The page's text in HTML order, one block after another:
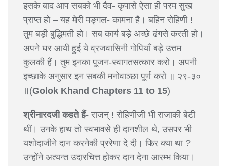
इसके बाद आप सबको भी दैव- कृपासे ऐसा ही परम सुख
प्राप्त हो – यह मेरी मङ्गल- कामना है। बहिन रोहिणी !
तुम बड़ी बुद्धिमती हो। सब कार्य बड़े अच्छे ढंगसे करती हो।
अपने घर आयी हुई ये व्रजवासिनी गोपियाँ बड़े उत्तम
कुलकी हैं। तुम इनका पूजन-स्वागतसत्कार करो। अपनी
इच्छाके अनुसार इन सबकी मनोवाञ्छा पूर्ण करो ॥ २९-३०
॥(Golok Khand Chapters 11 to 15)
श्रीनारदजी कहते हैं- राजन् ! रोहिणीजी भी राजाकी बेटी
थीं। उनके हाथ तो स्वभावसे ही दानशील थे, उसपर भी
यशोदाजीने दान करनेकी प्ररेणा दे दी। फिर क्या था ?
उन्होंने अत्यन्त उदारचित्त होकर दान देना आरम्भ किया।